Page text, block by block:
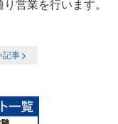
営業を行います。
記事